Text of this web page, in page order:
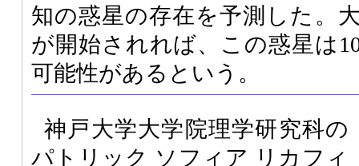
知の惑星の存在を予測した。
が開始されれば、この惑星は
可能性があるという。
神戸大学大学院理学研究科の
パトリック ソフィア リカフィ